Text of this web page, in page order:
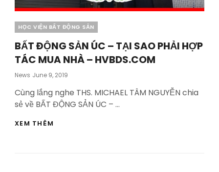
Categories
HỌC VIỆN BẤT ĐỘNG SẢN
BẤT ĐỘNG SẢN ÚC – TẠI SAO PHẢI HỢP
TÁC MUA NHÀ – HVBDS.COM
News Posted
June 9, 2019
Cùng lắng nghe THS. MICHAEL TÂM NGUYỄN chia
sẻ về BẤT ĐỘNG SẢN ÚC – …
XEM THÊM